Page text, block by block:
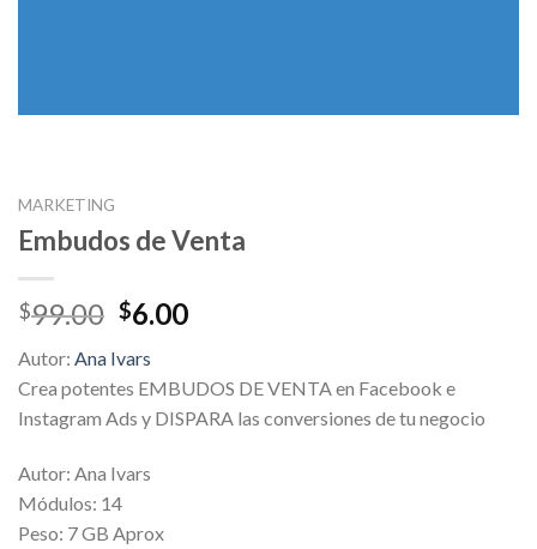
MARKETING
Embudos de Venta
$99.00 Original
was:
$99.00.
$6.00Current
$6.00.
Autor: Ana Ivars
Crea potentes EMBUDOS DE VENTA en Facebook e
Instagram Ads y DISPARA las conversiones de tu negocio
Autor: Ana Ivars
Módulos: 14
Peso: 7 GB Aprox